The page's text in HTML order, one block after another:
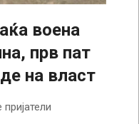
воена
прв пат
на власт